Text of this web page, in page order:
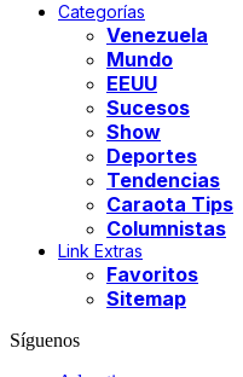
Categorías
Venezuela
Mundo
EEUU
Sucesos
Show
Deportes
Tendencias
Caraota Tips
Columnistas
Link Extras
Favoritos
Sitemap
Síguenos